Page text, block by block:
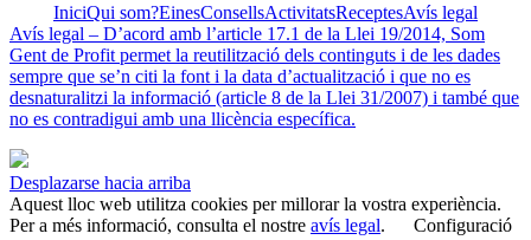
IniciQui som?EinesConsellsActivitatsReceptesAvís legal
Avís legal – D’acord amb l’article 17.1 de la Llei 19/2014, Som
Gent de Profit permet la reutilització dels continguts i de les dades
sempre que se’n citi la font i la data d’actualització i que no es
desnaturalitzi la informació (article 8 de la Llei 31/2007) i també que
no es contradigui amb una llicència específica.
Desplazarse hacia arriba
Aquest lloc web utilitza cookies per millorar la vostra experiència.
Per a més informació, consulta el nostre avís legal.
Configuració